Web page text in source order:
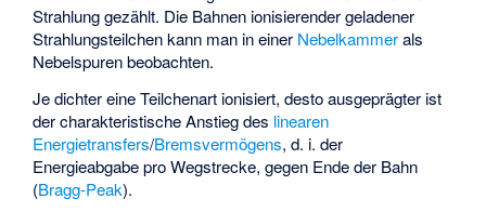
Strahlung gezählt. Die Bahnen ionisierender geladener
Strahlungsteilchen kann man in einer Nebelkammerals
Nebelspuren beobachten.
Je dichter eine Teilchenart ionisiert, desto ausgeprägter ist
der charakteristische Anstieg des linearen
Energietransfers/Bremsvermögens, d. i. der
Energieabgabe pro Wegstrecke, gegen Ende der Bahn
(Bragg-Peak).